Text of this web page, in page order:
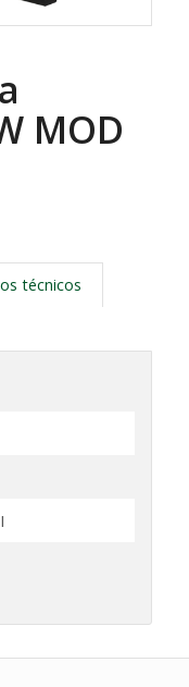
MOD
técnicos